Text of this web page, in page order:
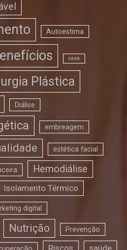
Autoestima
casa
Plástica
Diálise
embreagem
estética facial
Hemodiálise
Isolamento Térmico
digital
Nutrição Prevenção
Riscos saúde